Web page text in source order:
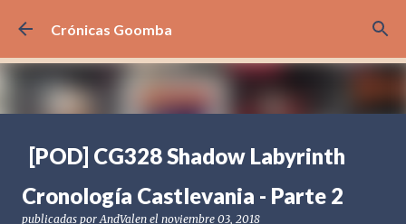
Ir al contenido principal
Crónicas Goomba
[POD] CG328 Shadow Labyrinth
[PS5] PLAYSTATION 5
Cronología Castlevania - Parte 2
publicadas porAndValen el noviembre 03, 2018